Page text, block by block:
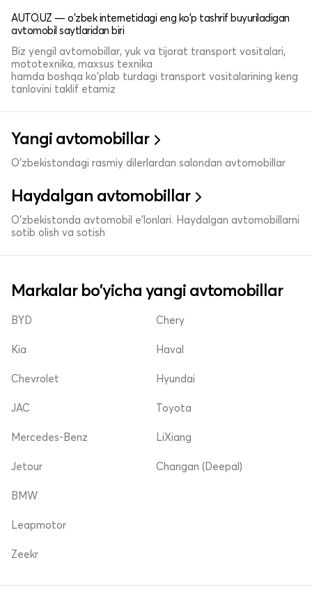
AUTO.UZ — o'zbek internetidagi eng ko'p tashrif buyuriladigan
avtomobil saytlaridan biri
Biz yengil avtomobillar, yuk va tijorat transport vositalari,
mototexnika, maxsus texnika
hamda boshqa ko'plab turdagi transport vositalarining keng
tanlovini taklif etamiz
Yangi avtomobillar
O'zbekistondagi rasmiy dilerlardan salondan avtomobillar
Haydalgan avtomobillar
O'zbekistonda avtomobil e’lonlari. Haydalgan avtomobillarni
sotib olish va sotish
Markalar bo'yicha yangi avtomobillar
BYD
Kia
Chevrolet
Chery
Haval
Hyundai
JAC
Mercedes-Benz
Jetour
Toyota
LiXiang
Changan (Deepal)
BMW
Leapmotor
Zeekr